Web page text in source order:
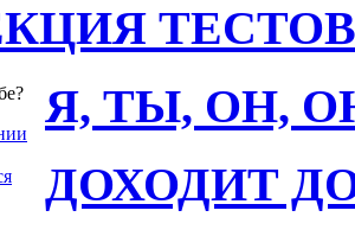
ТЕСТОВ
Я, ТЫ, ОН,
ДОХОДИТ